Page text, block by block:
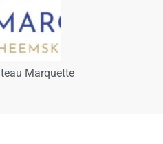
Marquette